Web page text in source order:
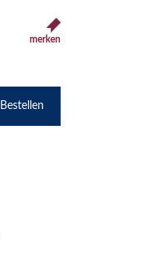
merken
Bestellen